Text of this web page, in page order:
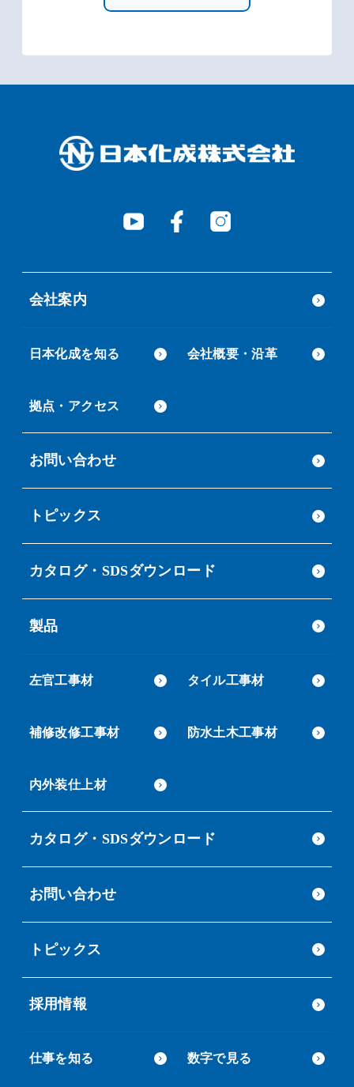
会社案内
日本化成を知る 会社概要・沿革
拠点・アクセス
お問い合わせ
トピックス
カタログ・SDSダウンロード
製品
左官工事材 タイル工事材
補修改修工事材 防水土木工事材
内外装仕上材
カタログ・SDSダウンロード
お問い合わせ
トピックス
採用情報
仕事を知る 数字で見る